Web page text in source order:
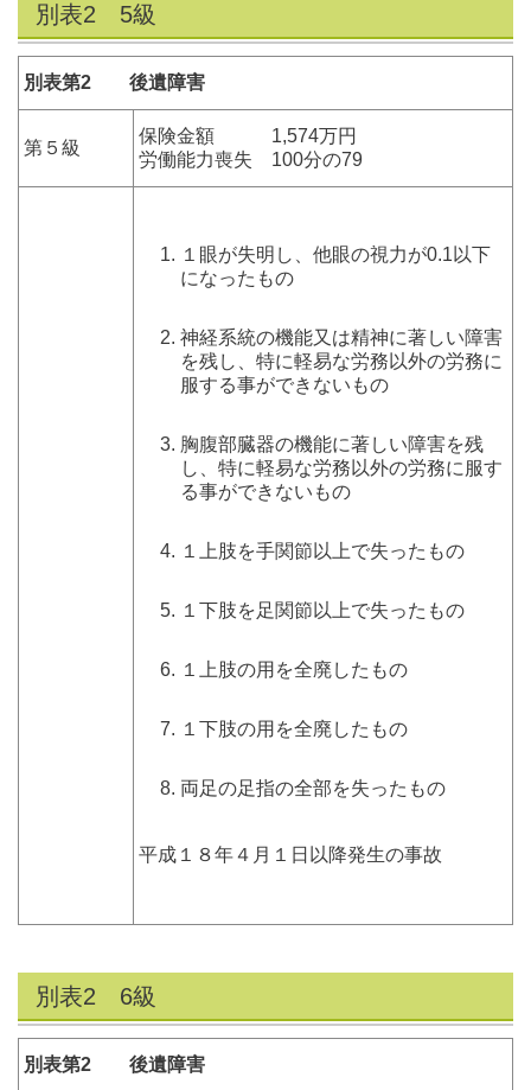
別表2 5級
別表第2 後遺障害
第５級
保険金額 1,574万円
労働能力喪失 100分の79
１眼が失明し、他眼の視力が0.1以下
になったもの
神経系統の機能又は精神に著しい障害
を残し、特に軽易な労務以外の労務に
服する事ができないもの
胸腹部臓器の機能に著しい障害を残
し、特に軽易な労務以外の労務に服す
る事ができないもの
１上肢を手関節以上で失ったもの
１下肢を足関節以上で失ったもの
１上肢の用を全廃したもの
１下肢の用を全廃したもの
両足の足指の全部を失ったもの
平成１８年４月１日以降発生の事故
別表2 6級
別表第2 後遺障害